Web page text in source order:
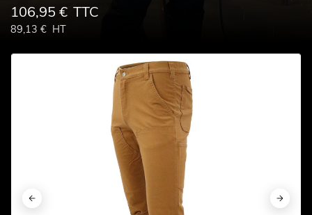
106,95 € TTC
89,13 € HT
 
 
 
 
 
 
 